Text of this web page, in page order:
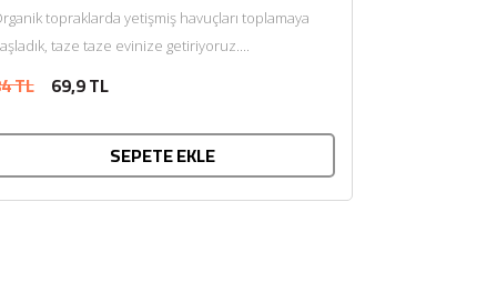
topraklarda yetişmiş havuçları toplamaya
taze taze evinize getiriyoruz....
TL 69,9 TL
SEPETE EKLE